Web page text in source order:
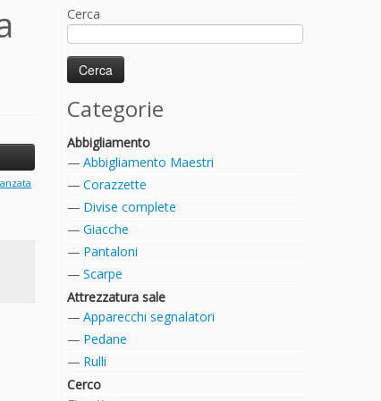
Cerca
Categorie
Abbigliamento
Abbigliamento Maestri
Corazzette
Divise complete
Giacche
Pantaloni
Scarpe
Attrezzatura sale
Apparecchi segnalatori
Pedane
Rulli
Cerco